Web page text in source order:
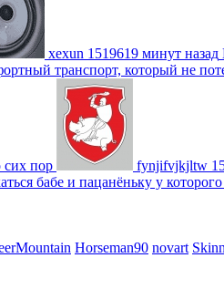
xexun 1519619 минут назад
транспорт, который не
сих пор fynjifvjkjltw
бабе и пацанёньку у
Horseman90 novart